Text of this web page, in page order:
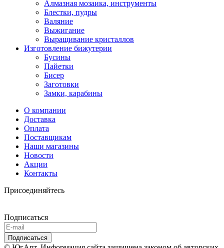
Алмазная мозаика, инструменты
Блестки, пудры
Валяние
Выжигание
Выращивание кристаллов
Изготовление бижутерии
Бусины
Пайетки
Бисер
Заготовки
Замки, карабины
О компании
Доставка
Оплата
Поставщикам
Наши магазины
Новости
Акции
Контакты
Присоединяйтесь
Подписаться